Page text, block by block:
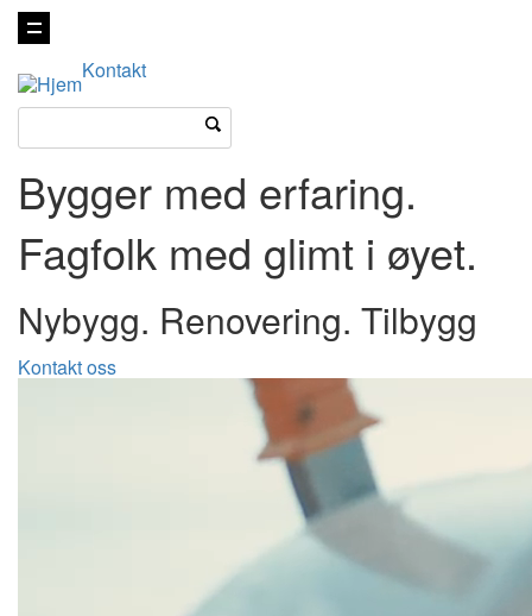
Vis
navigasjon
Kontakt
Bygger med erfaring.
Fagfolk med glimt i øyet.
Nybygg. Renovering. Tilbygg
Kontakt oss